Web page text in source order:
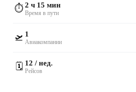
⏱️2 ч 15 мин
Время в пути
🛫 1
Авиакомпании
🗓️ 12 / нед.
Рейсов